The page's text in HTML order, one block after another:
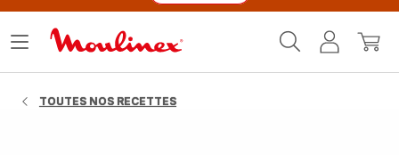
MonMon
Ouvrir
TOUTES NOS RECETTES